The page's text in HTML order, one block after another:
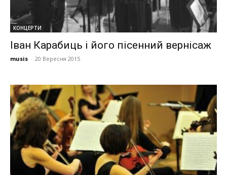
КОНЦЕРТИ
Іван Карабиць і його пісенний вернісаж
musis - 20 Вересня 2015